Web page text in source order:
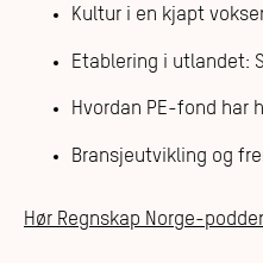
Kultur i en kjapt
Etablering i utlandet:
Hvordan PE-fond har
Bransjeutvikling og
Hør Regnskap Norge-